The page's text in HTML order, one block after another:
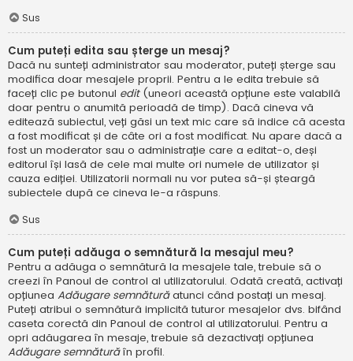
Sus
Cum puteți edita sau șterge un mesaj?
Dacă nu sunteți administrator sau moderator, puteți șterge sau
modifica doar mesajele proprii. Pentru a le edita trebuie să
faceți clic pe butonul edit (uneori această opțiune este valabilă
doar pentru o anumită perioadă de timp). Dacă cineva vă
editează subiectul, veți găsi un text mic care să indice că acesta
a fost modificat și de câte ori a fost modificat. Nu apare dacă a
fost un moderator sau o administrație care a editat-o, deși
editorul își lasă de cele mai multe ori numele de utilizator și
cauza ediției. Utilizatorii normali nu vor putea să-și șteargă
subiectele după ce cineva le-a răspuns.
Sus
Cum puteți adăuga o semnătură la mesajul meu?
Pentru a adăuga o semnătură la mesajele tale, trebuie să o
creezi în Panoul de control al utilizatorului. Odată creată, activați
opțiunea Adăugare semnăturăatunci când postați un mesaj.
Puteți atribui o semnătură implicită tuturor mesajelor dvs. bifând
caseta corectă din Panoul de control al utilizatorului. Pentru a
opri adăugarea în mesaje, trebuie să dezactivați opțiunea
Adăugare semnăturăîn profil.